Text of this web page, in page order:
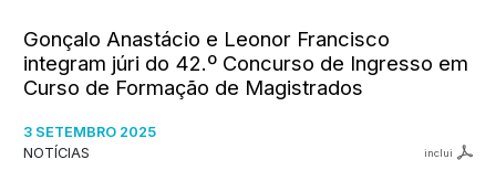
Gonçalo Anastácio e Leonor Francisco
integram júri do 42.º Concurso de Ingresso em
Curso de Formação de Magistrados
3 SETEMBRO 2025
NOTÍCIAS
inclui